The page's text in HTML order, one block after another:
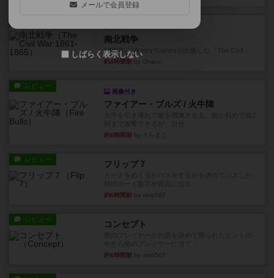
南北戦争
1983年にVictory Gamesが出版した『The Civil ...
約4時間前 by Chaco
レビュー
画像付き
ファイアー・ブルズ / 火牛陣
約6時間前 by うらまこ
レビュー フリップ７
約6時間前 by mob567
レビュー コンセプト
約6時間前 by mob567
メールで会員登録
しばらく表示しない